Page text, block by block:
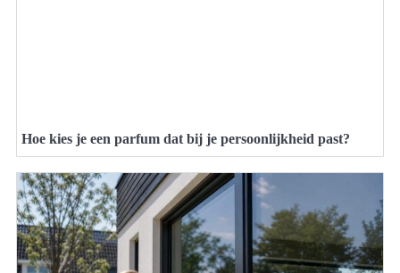
Hoe kies je een parfum dat bij je persoonlijkheid past?